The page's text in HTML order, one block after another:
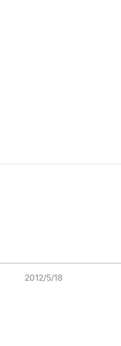
2012/5/18